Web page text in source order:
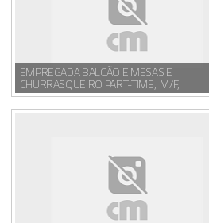
EMPREGADA BALCÃO E MESAS E
CHURRASQUEIRO PART-TIME, M/F,